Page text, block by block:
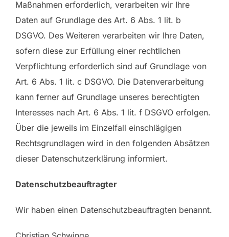
Maßnahmen erforderlich, verarbeiten wir Ihre
Daten auf Grundlage des Art. 6 Abs. 1 lit. b
DSGVO. Des Weiteren verarbeiten wir Ihre Daten,
sofern diese zur Erfüllung einer rechtlichen
Verpflichtung erforderlich sind auf Grundlage von
Art. 6 Abs. 1 lit. c DSGVO. Die Datenverarbeitung
kann ferner auf Grundlage unseres berechtigten
Interesses nach Art. 6 Abs. 1 lit. f DSGVO erfolgen.
Über die jeweils im Einzelfall einschlägigen
Rechtsgrundlagen wird in den folgenden Absätzen
dieser Datenschutzerklärung informiert.
Datenschutz­beauftragter
Wir haben einen Datenschutzbeauftragten benannt.